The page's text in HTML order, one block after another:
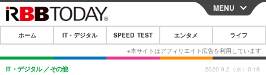
CLOSE
ホーム
IT・デジタル
MENU
ホーム IT・デジタル SPEED TEST エンタメ ライフ
IT・デジタル その他 2020.9.2（水）0:16